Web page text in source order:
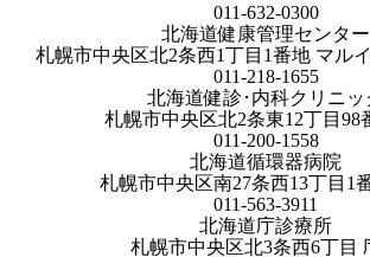
011-632-0300
北海道健康管理センター
札幌市中央区北2条西1丁目1番地 マル
011-218-1655
北海道健診･内科クリニッ
札幌市中央区北2条東12丁目98
011-200-1558
北海道循環器病院
札幌市中央区南27条西13丁目1
011-563-3911
北海道庁診療所
札幌市中央区北3条西6丁目